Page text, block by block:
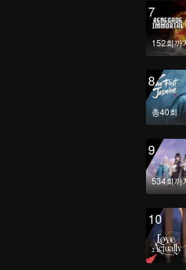
7
152회까
8
총40회
9
534회까
10